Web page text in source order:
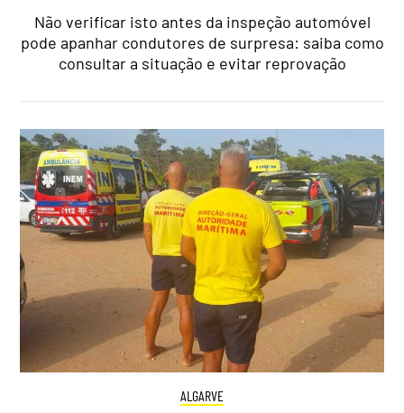
Não verificar isto antes da inspeção automóvel
pode apanhar condutores de surpresa: saiba como
consultar a situação e evitar reprovação
ALGARVE